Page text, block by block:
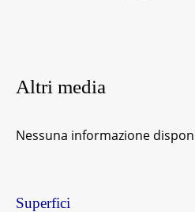
Altri media
Nessuna informazione
Superfici